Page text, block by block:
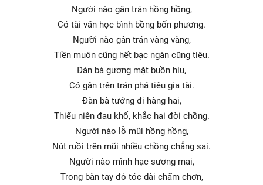
Người nào gân trán hồng hồng,
Có tài văn học bình bồng bốn phương.
Người nào gân trán vàng vàng,
Tiền muôn cũng hết bạc ngàn cũng tiêu.
Đàn bà gương mặt buồn hiu,
Có gân trên trán phá tiêu gia tài.
Đàn bà tướng đi hàng hai,
Thiếu niên đau khổ, khắc hai đời chồng.
Người nào lỗ mũi hồng hồng,
Nút ruồi trên mũi nhiều chồng chẳng sai.
Người nào mình hạc sương mai,
Trong bàn tay đỏ tóc dài chấm chơn,